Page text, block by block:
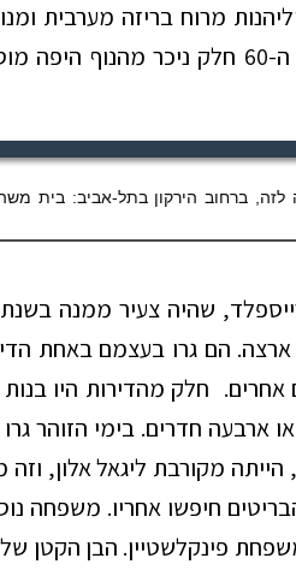
מרוח בריזה מערבית
חלק ניכר מהנוף היפה
לזה, ברחוב הירקון בתל-אביב: בית
הכירה את קרול רייספלד, שהיה צעיר ממנה
ארצה. הם גרו בעצמם באחת
אחרים. חלק מהדירות היו בנות
ארבעה חדרים. בימי הזוהר גרו
מקורבת ליגאל אלון, וזה
חיפשו אחריו. משפחה
פינקלשטיין. הבן הקטן של